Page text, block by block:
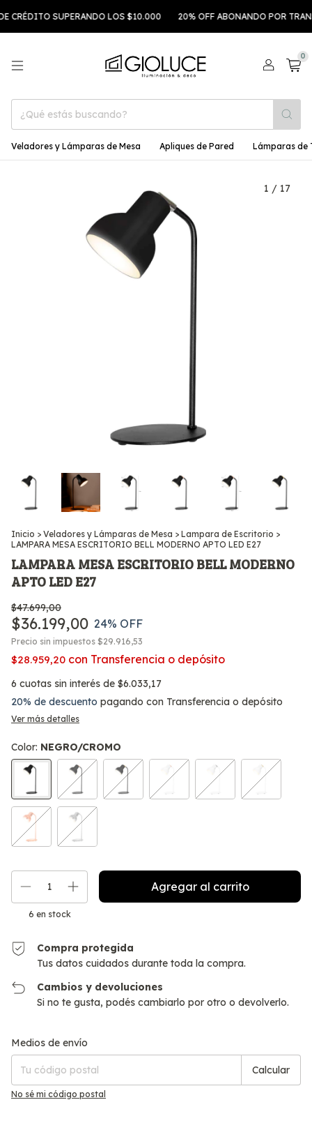
SUPERANDO LOS $10.000 20% OFF ABONANDO POR
0
Veladores y Lámparas de Mesa Apliques de Pared Lámparas de
1 / 17
Inicio > Veladores y Lámparas de Mesa > Lampara de Escritorio >
LAMPARA MESA ESCRITORIO BELL MODERNO APTO LED E27
LAMPARA MESA ESCRITORIO BELL MODERNO
APTO LED E27
$47.699,00
$36.199,00 24% OFF
Precio sin impuestos $29.916,53
$28.959,20 con Transferencia o depósito
6 cuotas sin interés de $6.033,17
20% de descuento pagando con Transferencia o depósito
Ver más detalles
Color: NEGRO/CROMO
6 en stock
Compra protegida
Tus datos cuidados durante toda la compra.
Cambios y devoluciones
Si no te gusta, podés cambiarlo por otro o devolverlo.
Entregas para el CP:
Medios de envío
Calcular
No sé mi código postal